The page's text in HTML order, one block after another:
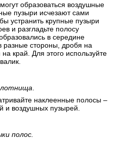
образоваться воздушные
пузыри исчезают сами
устранить крупные пузыри
и разгладьте полосу
в середине
разные стороны, дробя на
край. Для этого используйте
.
наклеенные полосы –
и воздушных пузырей.
полос.